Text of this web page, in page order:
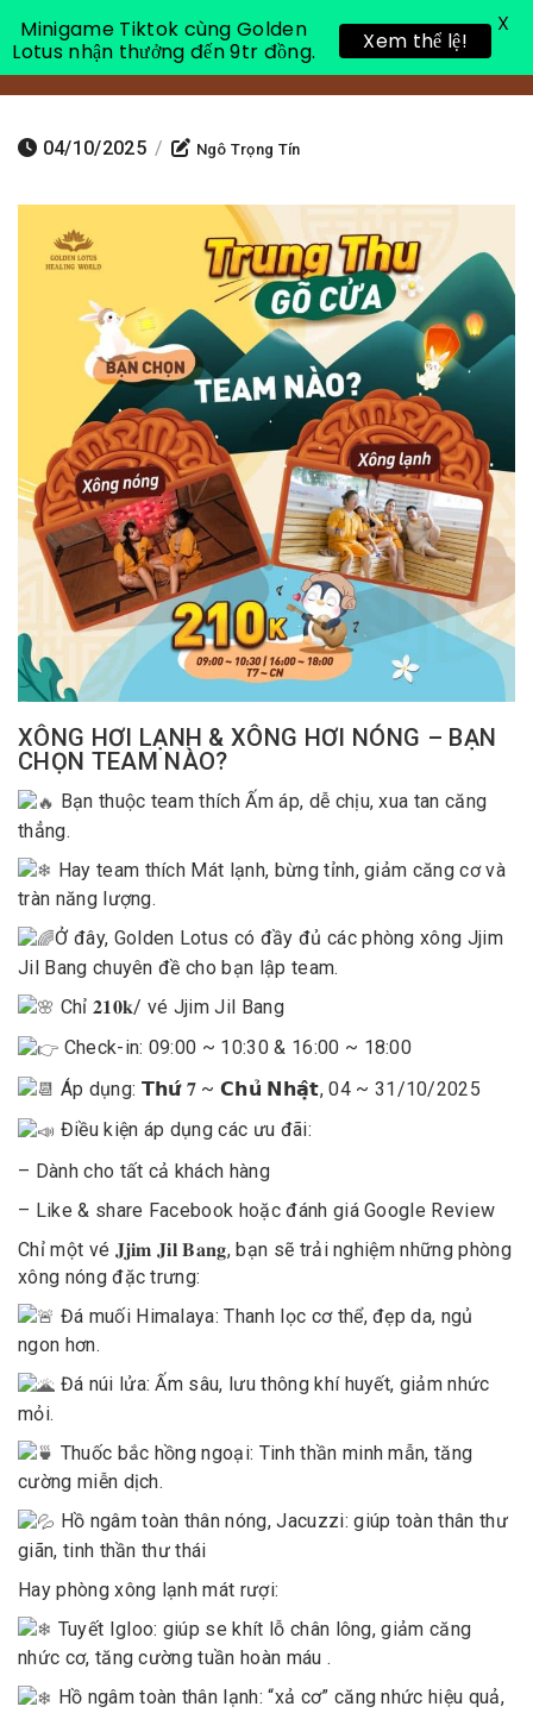
Toggle
04/10/2025 / Ngô Trọng Tín
XÔNG HƠI LẠNH & XÔNG HƠI NÓNG – BẠN
CHỌN TEAM NÀO?
Bạn thuộc team thích Ấm áp, dễ chịu, xua tan căng
thẳng.
Hay team thích Mát lạnh, bừng tỉnh, giảm căng cơ và
tràn năng lượng.
Ở đây, Golden Lotus có đầy đủ các phòng xông Jjim
Jil Bang chuyên đề cho bạn lập team.
Chỉ 𝟐𝟏𝟎𝐤/ vé Jjim Jil Bang
Check-in: 09:00 ~ 10:30 & 16:00 ~ 18:00
Áp dụng: 𝗧𝗵𝘂̛́ 𝟕 ~ 𝗖𝗵𝘂̉ 𝗡𝗵𝗮̣̂𝘁, 04 ~ 31/10/2025
Điều kiện áp dụng các ưu đãi:
– Dành cho tất cả khách hàng
– Like & share Facebook hoặc đánh giá Google Review
Chỉ một vé 𝐉𝐣𝐢𝐦 𝐉𝐢𝐥 𝐁𝐚𝐧𝐠, bạn sẽ trải nghiệm những phòng
xông nóng đặc trưng:
Đá muối Himalaya: Thanh lọc cơ thể, đẹp da, ngủ
ngon hơn.
Đá núi lửa: Ấm sâu, lưu thông khí huyết, giảm nhức
mỏi.
Thuốc bắc hồng ngoại: Tinh thần minh mẫn, tăng
cường miễn dịch.
Hồ ngâm toàn thân nóng, Jacuzzi: giúp toàn thân thư
giãn, tinh thần thư thái
Hay phòng xông lạnh mát rượi:
Tuyết Igloo: giúp se khít lỗ chân lông, giảm căng
nhức cơ, tăng cường tuần hoàn máu .
Hồ ngâm toàn thân lạnh: “xả cơ” căng nhức hiệu quả,
Minigame Tiktok cùng Golden
Lotus nhận thưởng đến 9tr đồng.
Xem thể lệ!
X